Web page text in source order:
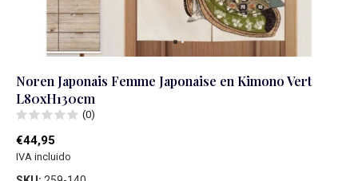
Noren Japonais Femme Japonaise en Kimono Vert
L80xH130cm
(0)
€44,95
IVA incluido